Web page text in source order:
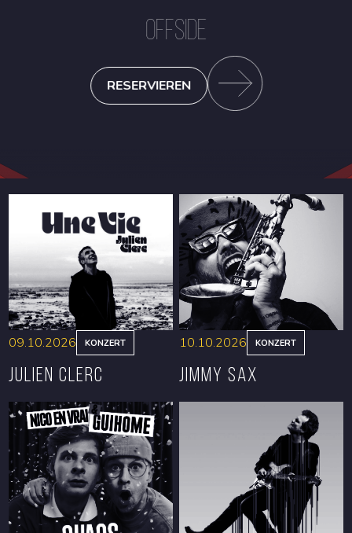
OFFSIDE
RESERVIEREN
RESERVIEREN
09.10.2026 KONZERT
Julien Clerc
RESERVIEREN
10.10.2026 KONZERT
Jimmy Sax